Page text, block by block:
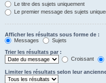
Le titre des sujets uniquement
Le premier message des sujets
Afficher les résultats sous forme de :
Messages
Sujets
Trier les résultats par :
Croissant
Limiter les résultats selon leur